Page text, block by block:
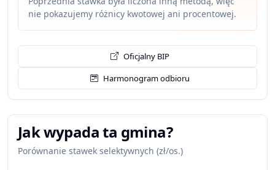
nie pokazujemy różnicy kwotowej ani procentowej.
Oficjalny BIP
Harmonogram odbioru
Jak wypada ta gmina?
Porównanie stawek selektywnych (zł/os.)